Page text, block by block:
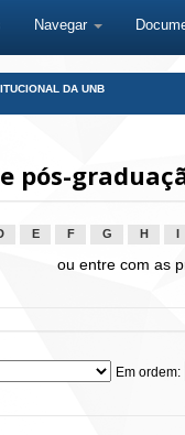
Navegar
DA UNB
pós-
E F G H
ou entre com as
Em ordem: